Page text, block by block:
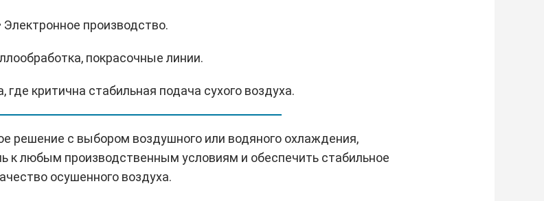
Электронное производство.
покрасочные линии.
критична стабильная подача сухого воздуха.
решение с выбором воздушного или водяного охлаждения,
к любым производственным условиям и обеспечить стабильное
осушенного воздуха.